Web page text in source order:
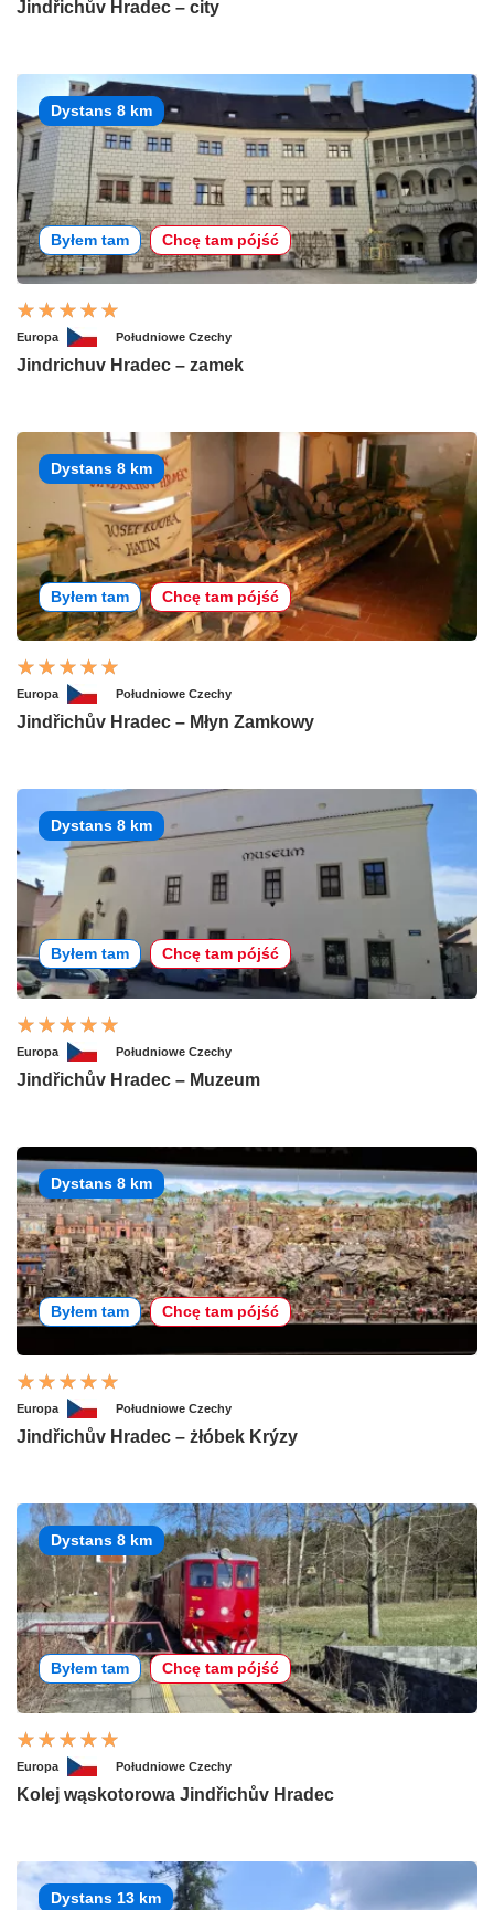
Jindřichův Hradec – city
Dystans 8 km
Byłem tam Chcę tam pójść
Europa Południowe Czechy
Jindrichuv Hradec – zamek
Dystans 8 km
Byłem tam Chcę tam pójść
Europa Południowe Czechy
Jindřichův Hradec – Młyn Zamkowy
Dystans 8 km
Byłem tam Chcę tam pójść
Europa Południowe Czechy
Jindřichův Hradec – Muzeum
Dystans 8 km
Byłem tam Chcę tam pójść
Europa Południowe Czechy
Jindřichův Hradec – żłóbek Krýzy
Dystans 8 km
Byłem tam Chcę tam pójść
Europa Południowe Czechy
Kolej wąskotorowa Jindřichův Hradec
Dystans 13 km